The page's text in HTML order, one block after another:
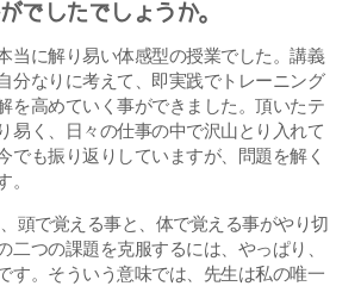
でしたでしょうか。
当に解り易い体感型の授業でした。講義
分なりに考えて、即実践でトレーニング
を高めていく事ができました。頂いたテ
易く、日々の仕事の中で沢山とり入れて
でも振り返りしていますが、問題を解く
。
頭で覚える事と、体で覚える事がやり切
二つの課題を克服するには、やっぱり、
す。そういう意味では、先生は私の唯一